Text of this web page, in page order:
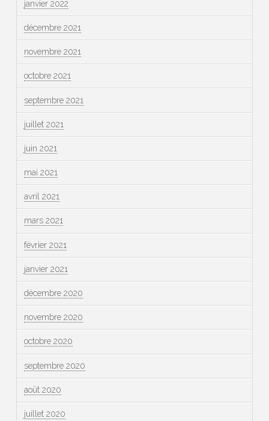
janvier 2022
décembre 2021
novembre 2021
octobre 2021
septembre 2021
juillet 2021
juin 2021
mai 2021
avril 2021
mars 2021
février 2021
janvier 2021
décembre 2020
novembre 2020
octobre 2020
septembre 2020
août 2020
juillet 2020